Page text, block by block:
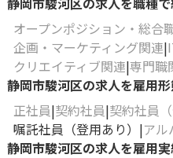
オープンポジション・総合
企画・マーケティング関連
クリエイティブ関連 専門職
静岡市駿河区の求人を雇用
正社員 契約社員 契約社員（
嘱託社員（登用あり）
アル
静岡市駿河区の求人を雇用